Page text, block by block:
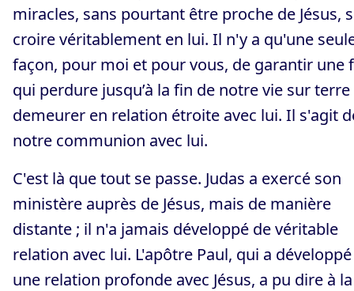
miracles, sans pourtant être proche de Jésus,
croire véritablement en lui. Il n'y a qu'une
façon, pour moi et pour vous, de garantir une
qui perdure jusqu’à la fin de notre vie sur terre
demeurer en relation étroite avec lui. Il s'agit
notre communion avec lui.
C'est là que tout se passe. Judas a exercé son
ministère auprès de Jésus, mais de manière
distante ; il n'a jamais développé de véritable
relation avec lui. L'apôtre Paul, qui a développé
une relation profonde avec Jésus, a pu dire à